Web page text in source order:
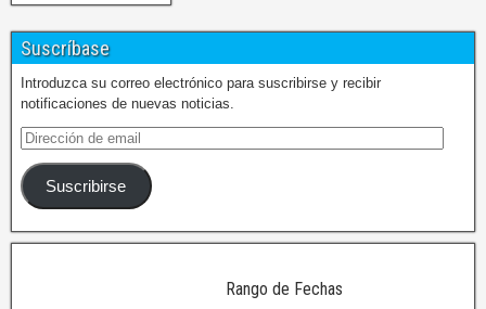
Suscríbase
Introduzca su correo electrónico para suscribirse y recibir
notificaciones de nuevas noticias.
Suscribirse
Rango de Fechas